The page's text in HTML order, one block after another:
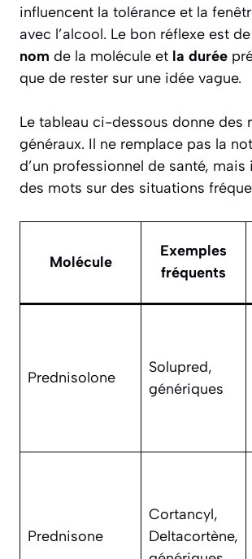
influencent la tolérance et la
avec l’alcool. Le bon réflexe est
nom de la molécule et la durée
que de rester sur une idée vague.
Le tableau ci-dessous donne des
généraux. Il ne remplace pas la
d’un professionnel de santé,
des mots sur des situations
Molécule
Exemples
fréquents
Prednisolone
Solupred,
génériques
Prednisone
Cortancyl,
Deltacortène,